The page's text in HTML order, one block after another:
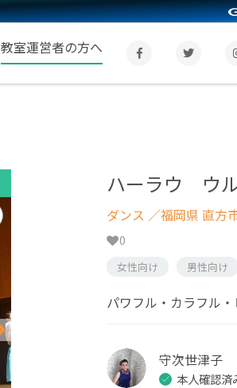
教室運営者の方へ
ハーラウ ウ
ダンス ／福岡県 直方
0
女性向け 男性向け
パワフル・カラフル
守次世津子
本人確認済